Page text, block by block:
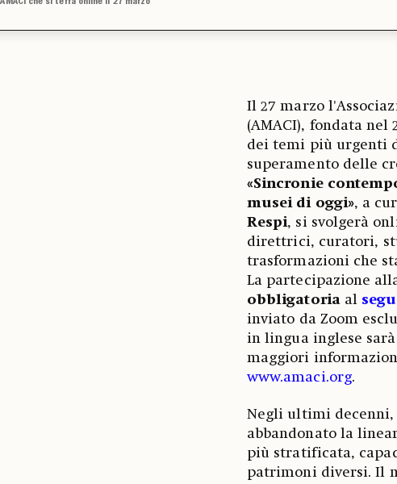
che si terrà online il 27 marzo
Il 27 marzo
(AMACI), fondata nel
dei temi più urgenti
superamento delle
«Sincronie
musei di oggi», a
Respi, si svolgerà
direttrici, curatori,
trasformazioni che
La partecipazione
obbligatoriaal
inviato da Zoom
in lingua inglese
maggiori
www.amaci.org.
Negli ultimi decenni,
abbandonato la
più stratificata,
patrimoni diversi. Il